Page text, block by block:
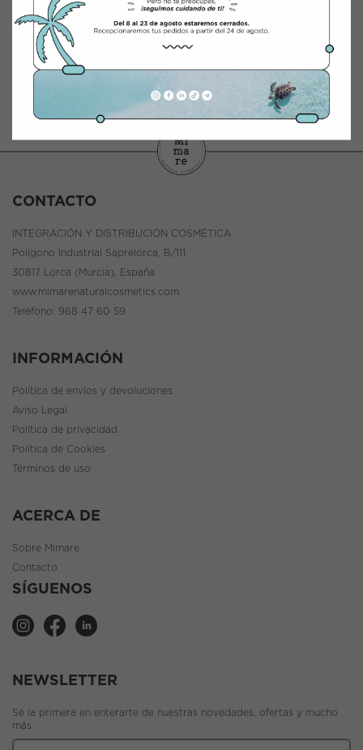
AÑADIR AL CARRITO
CONTACTO
INTEGRACIÓN Y DISTRIBUCIÓN COSMÉTICA
Polígono Industrial Saprelorca, B/111
30817 Lorca (Murcia), España
www.mimarenaturalcosmetics.com
Teléfono: 968 47 60 59
INFORMACIÓN
Política de envíos y devoluciones
Aviso Legal
Política de privacidad
Política de Cookies
Términos de uso
ACERCA DE
Sobre Mimare
Contacto
SÍGUENOS
NEWSLETTER
Sé la primera en enterarte de nuestras novedades, ofertas y mucho
más